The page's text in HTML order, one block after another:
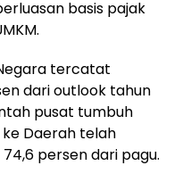
basis pajak
tercatat
dari outlook tahun
pusat tumbuh
Daerah telah
persen dari pagu.